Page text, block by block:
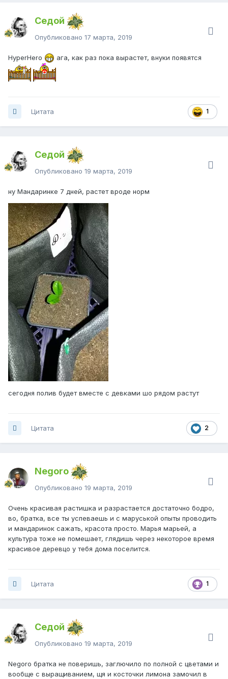
Седой
Опубликовано 17 марта, 2019
HyperHero ага, как раз пока вырастет, внуки появятся
1
Цитата
Седой
Опубликовано 19 марта, 2019
ну Мандаринке 7 дней, растет вроде норм
сегодня полив будет вместе с девками шо рядом растут
2
Цитата
Negoro
Опубликовано 19 марта, 2019
Очень красивая растишка и разрастается достаточно бодро,
во, братка, все ты успеваешь и с маруськой опыты проводить
и мандаринок сажать, красота просто. Марья марьей, а
культура тоже не помешает, глядишь через некоторое время
красивое деревцо у тебя дома поселится.
1
Цитата
Седой
Опубликовано 19 марта, 2019
Negoro братка не поверишь, заглючило по полной с цветами и
вообще с выращиванием, щя и косточки лимона замочил в